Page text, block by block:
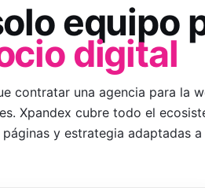
equipo
digital
contratar una agencia para la
Xpandex cubre todo el
páginas y estrategia adaptadas